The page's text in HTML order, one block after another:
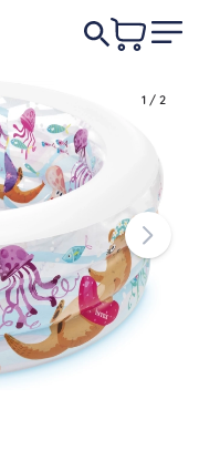
1 / 2
Kosárba